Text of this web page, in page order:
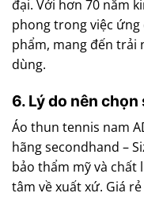
đại. Với hơn 70 năm
phong trong việc ứng
phẩm, mang đến trải
dùng.
6. Lý do nên
Áo thun tennis nam
hãng secondhand –
bảo thẩm mỹ và chất
tâm về xuất xứ. Giá